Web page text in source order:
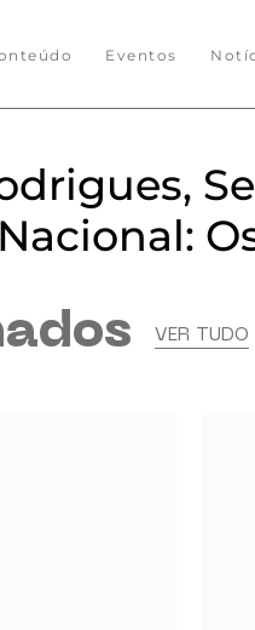
Eventos
VER TUDO